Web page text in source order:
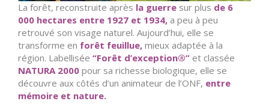
La forêt, reconstruite après la guerre sur plus de 6
000 hectares entre 1927 et 1934, a peu à peu
retrouvé son visage naturel. Aujourd’hui, elle se
transforme en forêt feuillue, mieux adaptée à la
région. Labellisée “Forêt d’exception®” et classée
NATURA 2000 pour sa richesse biologique, elle se
découvre aux côtés d’un animateur de l’ONF, entre
mémoire et nature.